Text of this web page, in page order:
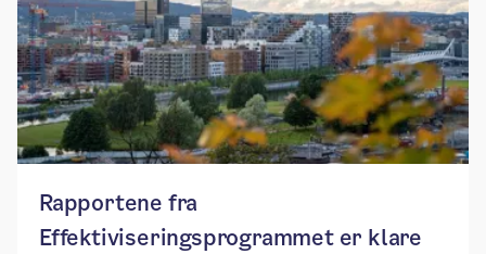
Rapportene fra
Effektiviseringsprogrammet er klare